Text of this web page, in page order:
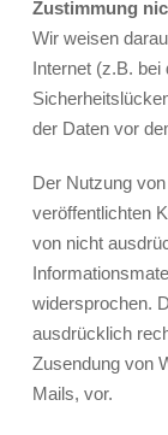
Zustimmung
Wir weisen
Internet (z.B.
der Daten vor
Der Nutzung
veröffentlichten
von nicht
widersprochen.
ausdrücklich
Zusendung von
Mails, vor.